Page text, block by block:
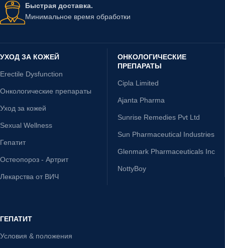
Быстрая доставка.
Минимальное время обработки
УХОД ЗА КОЖЕЙ
Erectile Dysfunction
Онкологические препараты
Уход за кожей
Sexual Wellness
Гепатит
Остеопороз - Артрит
Лекарства от ВИЧ
ОНКОЛОГИЧЕСКИЕ
ПРЕПАРАТЫ
Cipla Limited
Ajanta Pharma
Sunrise Remedies Pvt Ltd
Sun Pharmaceutical Industries
Glenmark Pharmaceuticals Inc
NottyBoy
ГЕПАТИТ
Условия & положения